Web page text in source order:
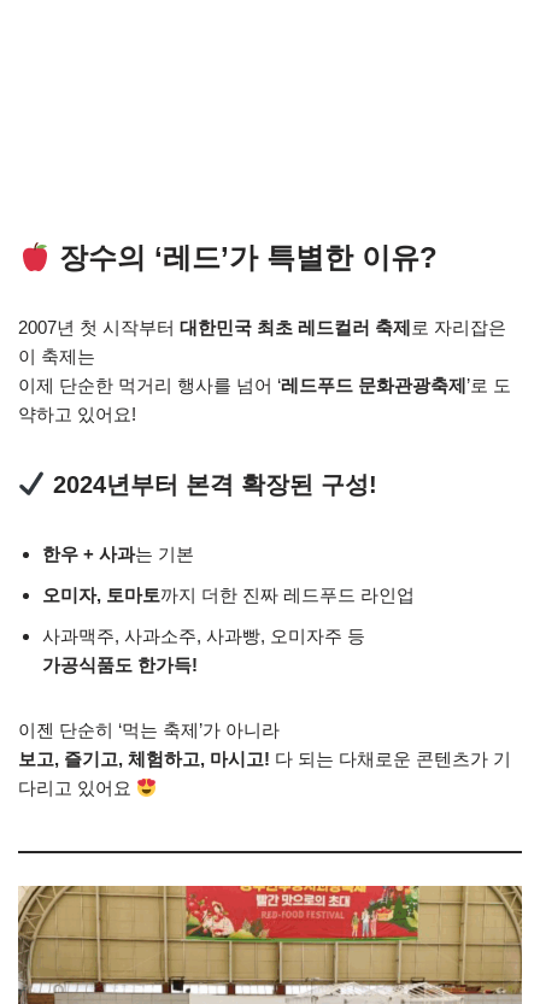
장수의 ‘레드’가 특별한 이유?
2007년 첫 시작부터 대한민국 최초 레드컬러 축제 로 자리잡은
이 축제는
이제 단순한 먹거리 행사를 넘어 ‘레드푸드 문화관광축제’로 도
약하고 있어요!
2024년부터 본격 확장된 구성!
한우 + 사과는 기본
오미자, 토마토까지 더한 진짜 레드푸드 라인업
사과맥주, 사과소주, 사과빵, 오미자주 등
가공식품도 한가득!
이젠 단순히 ‘먹는 축제’가 아니라
보고, 즐기고, 체험하고, 마시고! 다 되는 다채로운 콘텐츠가 기
다리고 있어요